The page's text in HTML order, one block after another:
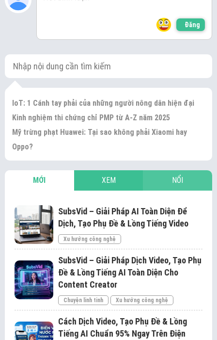
Đăng
IoT: 1 Cánh tay phải của những người nông dân hiện đại
Kinh nghiệm thi chứng chỉ PMP từ A-Z năm 2025
Mỹ trừng phạt Huawei: Tại sao không phải Xiaomi hay
Oppo?
MỚI XEM NỔI
SubsVid – Giải Pháp AI Toàn Diện Để
Dịch, Tạo Phụ Đề & Lồng Tiếng Video
Xu hướng công nghệ
SubsVid – Giải Pháp Dịch Video, Tạo Phụ
Đề & Lồng Tiếng AI Toàn Diện Cho
Content Creator
Chuyện linh tinh Xu hướng công nghệ
Cách Dịch Video, Tạo Phụ Đề & Lồng
Tiếng AI Chuẩn 95% Ngay Trên Điện